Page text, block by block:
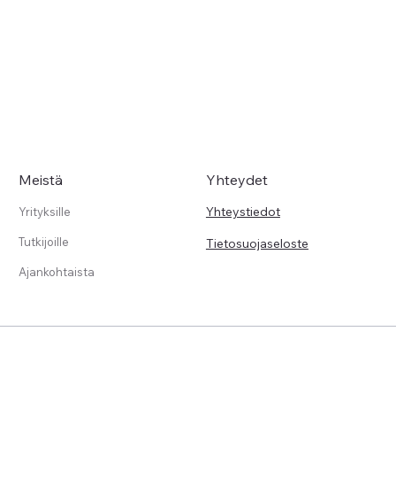
Meistä
Yrityksille
Tutkijoille
Ajankohtaista
Yhteydet
Yhteystiedot
Tietosuojaseloste